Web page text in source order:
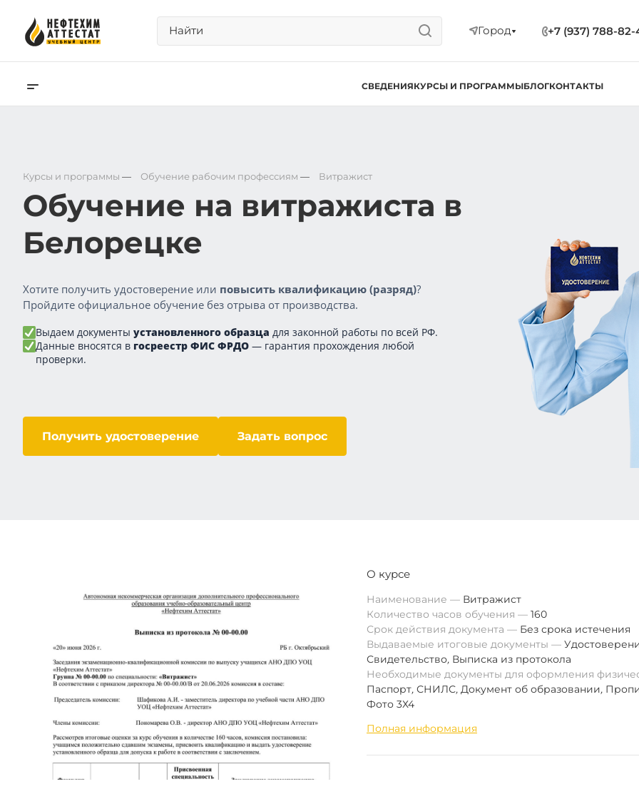
Город +7 (937) 788-82-
СВЕДЕНИЯКУРСЫ И ПРОГРАММЫБЛОГКОНТАКТЫ
Курсы и программы — Обучение рабочим профессиям — Витражист
Обучение на витражиста в
Белорецке
Хотите получить удостоверение или повысить квалификацию (разряд)?
Пройдите официальное обучение без отрыва от производства.
Выдаем документы установленного образца для законной работы по всей РФ.
Данные вносятся в госреестр ФИС ФРДО — гарантия прохождения любой
проверки.
Получить удостоверение Задать вопрос
О курсе
Наименование
Витражист
Количество часов обучения
160
Срок действия документа
Без срока истечения
Выдаваемые итоговые документы
Свидетельство, Выписка из протокола
Необходимые документы для оформления
Паспорт, СНИЛС, Документ об образовании,
Фото 3Х4
Полная информация